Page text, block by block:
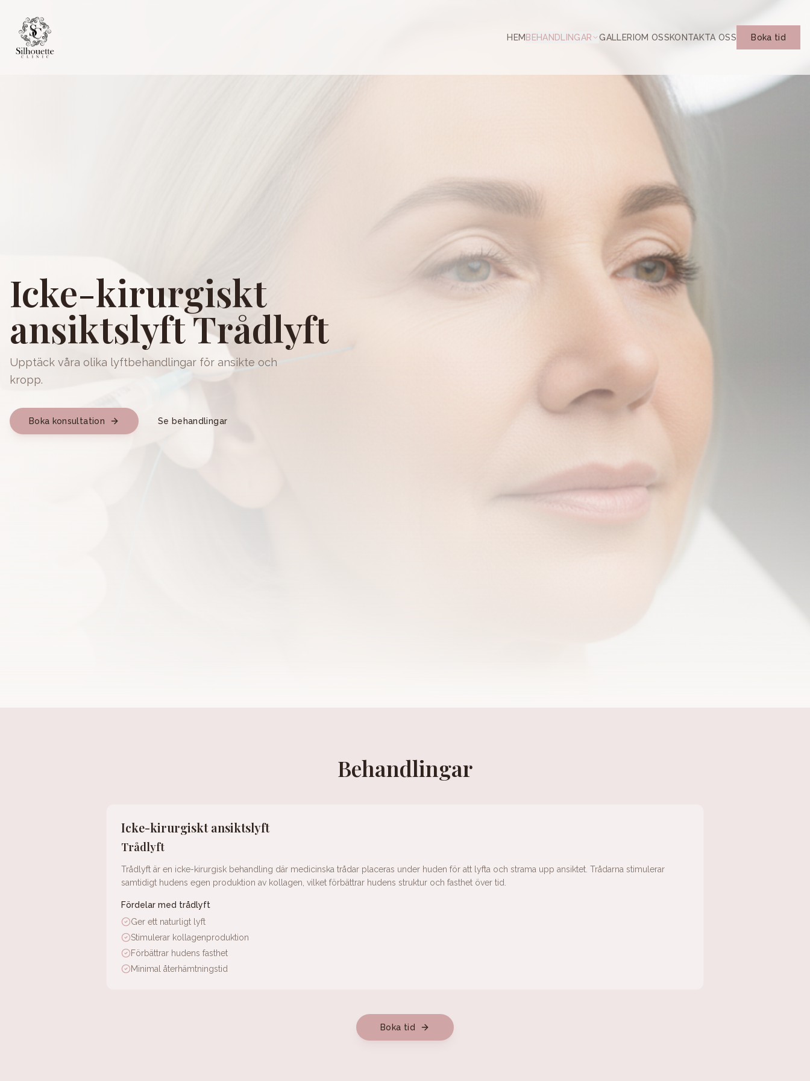
HEM BEHANDLINGAR GALLERI OM OSSKONTAKTA OSS Boka tid
Icke-kirurgiskt
ansiktslyft Trådlyft
Upptäck våra olika lyftbehandlingar för ansikte och
kropp.
Boka konsultation Se behandlingar
Behandlingar
Icke-kirurgiskt ansiktslyft
Trådlyft
Trådlyft är en icke-kirurgisk behandling där medicinska trådar placeras under huden för att lyfta och strama upp ansiktet. Trådarna stimulerar
samtidigt hudens egen produktion av kollagen, vilket förbättrar hudens struktur och fasthet över tid.
Fördelar med trådlyft
Ger ett naturligt lyft
Stimulerar kollagenproduktion
Förbättrar hudens fasthet
Minimal återhämtningstid
Boka tid